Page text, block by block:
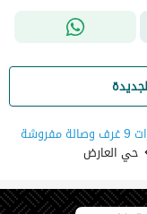
عقارات 9 غرف وصالة مفروشة
حي العارض